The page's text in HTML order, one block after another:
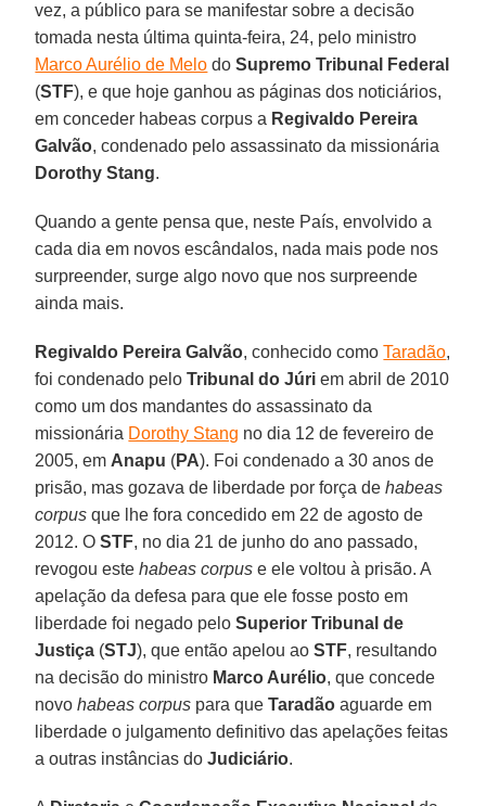
vez, a público para se manifestar sobre a decisão
tomada nesta última quinta-feira, 24, pelo ministro
Marco Aurélio de Melo doSupremo Tribunal Federal
(STF), e que hoje ganhou as páginas dos noticiários,
em conceder habeas corpus a Regivaldo Pereira
Galvão, condenado pelo assassinato da missionária
Dorothy Stang.
Quando a gente pensa que, neste País, envolvido a
cada dia em novos escândalos, nada mais pode nos
surpreender, surge algo novo que nos surpreende
ainda mais.
Regivaldo Pereira Galvão, conhecido comoTaradão,
foi condenado peloTribunal do Júri em abril de 2010
como um dos mandantes do assassinato da
missionária Dorothy Stang no dia 12 de fevereiro de
2005, em Anapu (PA). Foi condenado a 30 anos de
prisão, mas gozava de liberdade por força dehabeas
corpus que lhe fora concedido em 22 de agosto de
2012. OSTF, no dia 21 de junho do ano passado,
revogou estehabeas corpus e ele voltou à prisão. A
apelação da defesa para que ele fosse posto em
liberdade foi negado peloSuperior Tribunal de
Justiça (STJ), que então apelou aoSTF, resultando
na decisão do ministro Marco Aurélio, que concede
novohabeas corpus para queTaradão aguarde em
liberdade o julgamento definitivo das apelações feitas
a outras instâncias doJudiciário.